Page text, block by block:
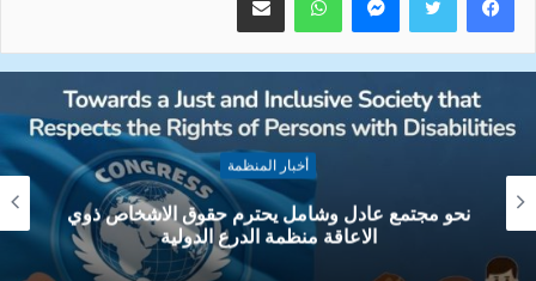
أخبار المنظمة
مؤتمر حول الجرائم البيئية على الارض وتاثيرها على
المناخ